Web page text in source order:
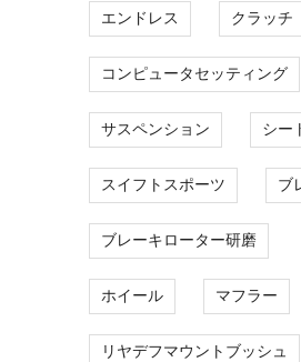
エンドレス クラッチ
コンピュータセッティング
サスペンション シー
スイフトスポーツ ブ
ブレーキローター研磨
ホイール マフラー
リヤデフマウントブッシュ